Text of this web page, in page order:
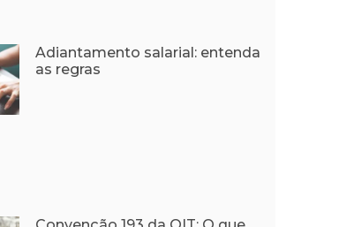
Adiantamento salarial: entenda
as regras